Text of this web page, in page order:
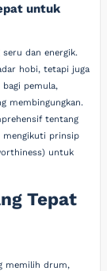
untuk
dan energik.
hobi, tetapi juga
pemula,
membingungkan.
tentang
mengikuti prinsip
untuk
Tepat
memilih drum,